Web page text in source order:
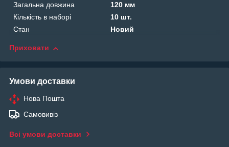
Загальна довжина
120 мм
Кількість в наборі
10 шт.
Стан
Новий
Приховати
Умови доставки
Нова Пошта
Самовивіз
Всі умови доставки